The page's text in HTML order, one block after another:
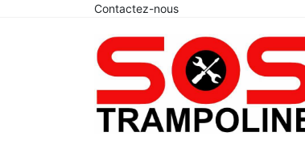
Contactez-nous